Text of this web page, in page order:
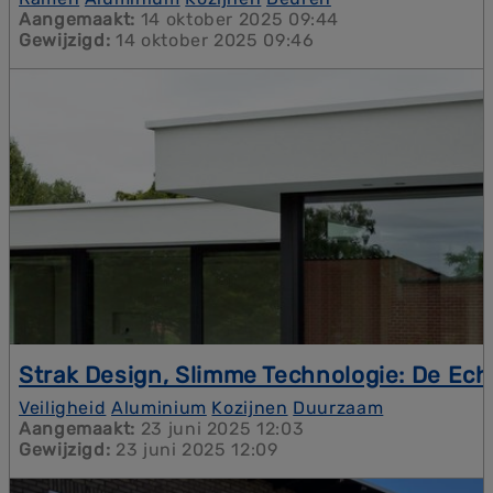
Limburg. Ontdek hoe het nieuwe aluminium gamma
van SMEBO zorgt voor maximale lichtinval,
Aangemaakt: 14 oktober 2025 09:44
Gewijzigd: 14 oktober 2025 09:46
Strak Design, Slimme Technologie: De
Ontdek alles over Profel aluminium kozijnen bij
SMEBO. Van Politiekeurmerk Veilig Wonen tot
superieure isolatie en de unieke TRIPLE P
Veiligheid Aluminium Kozijnen Duurzaam
Aangemaakt: 23 juni 2025 12:03
Gewijzigd: 23 juni 2025 12:09